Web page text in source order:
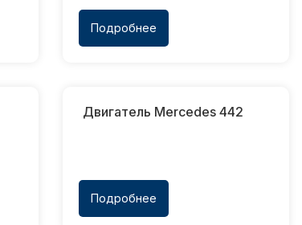
Подробнее
Двигатель Mercedes 442
Подробнее